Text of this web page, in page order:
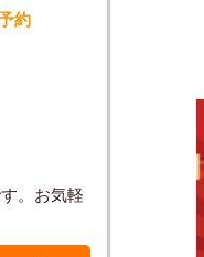
約
。お気軽